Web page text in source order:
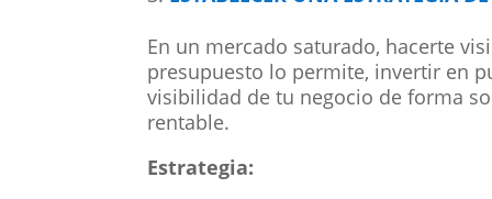
En un mercado saturado, hacerte
presupuesto lo permite, invertir en
visibilidad de tu negocio de forma
rentable.
Estrategia: